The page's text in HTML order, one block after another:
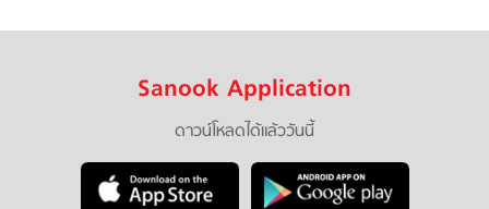
Sanook Application
ดาวน์โหลดได้แล้ววันนี้